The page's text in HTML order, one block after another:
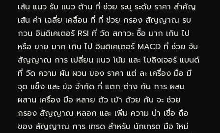
เส้น แนว รับ แนว ต้าน ที่ ช่วย ระบุ ระดับ ราคา สำคัญ
เส้น ค่า เฉลี่ย เคลื่อน ที่ ที่ ช่วย กรอง สัญญาณ รบ
กวน อินดิเคเตอร์ RSI ที่ วัด สภาวะ ซื้อ มาก เกิน ไป
หรือ ขาย มาก เกิน ไป อินดิเคเตอร์ MACD ที่ ช่วย จับ
สัญญาณ การ เปลี่ยน แนว โน้ม และ โบลิงเจอร์ แบนด์
ที่ วัด ความ ผัน ผวน ของ ราคา แต่ ละ เครื่อง มือ มี
จุด แข็ง และ ข้อ จำกัด ที่ แตก ต่าง กัน การ ผสม
ผสาน เครื่อง มือ หลาย ตัว เข้า ด้วย กัน จะ ช่วย
กรอง สัญญาณ หลอก และ เพิ่ม ความ น่า เชื่อ ถือ
ของ สัญญาณ การ เทรด สำหรับ นักเทรด มือ ใหม่